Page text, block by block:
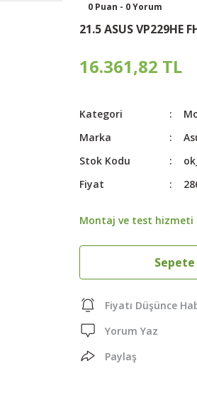
0 Puan - 0 Yorum
21.5 ASUS VP229HE
16.361,82 TL
Kategori
Marka
Stok Kodu
Fiyat
Montaj ve test hizmeti
Sepete
Fiyatı Düşünce
Yorum Yaz
Paylaş